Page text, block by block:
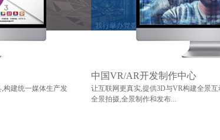
构建统一媒体生产发
中国VR/AR开发制作中心
让互联网更真实,提供3D与VR构建全景互
全景拍摄,全景制作和发布...